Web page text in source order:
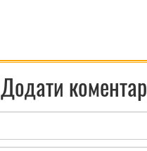
Додати коментар